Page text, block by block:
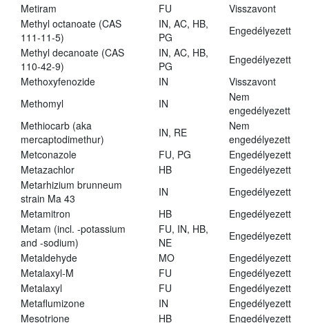
Metiram
FU
Visszavont
Methyl octanoate (CAS
111-11-5)
IN, AC, HB,
PG
Engedélyezett
Methyl decanoate (CAS
110-42-9)
IN, AC, HB,
PG
Engedélyezett
Methoxyfenozide
IN
Visszavont
Methomyl
IN
Nem
engedélyezett
Methiocarb (aka
mercaptodimethur)
IN, RE
Nem
engedélyezett
Metconazole
FU, PG
Engedélyezett
Metazachlor
HB
Engedélyezett
Metarhizium brunneum
strain Ma 43
IN
Engedélyezett
Metamitron
HB
Engedélyezett
Metam (incl. -potassium
and -sodium)
FU, IN, HB,
NE
Engedélyezett
Metaldehyde
MO
Engedélyezett
Metalaxyl-M
FU
Engedélyezett
Metalaxyl
FU
Engedélyezett
Metaflumizone
IN
Engedélyezett
Mesotrione
HB
Engedélyezett